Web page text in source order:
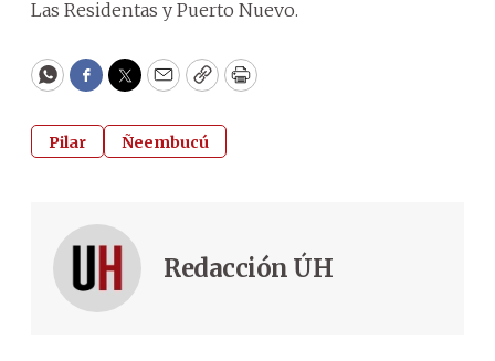
Las Residentas y Puerto Nuevo.
WhatsApp
Facebook
Twitter
EmailCopyPrint
Pilar Ñeembucú
Redacción ÚH